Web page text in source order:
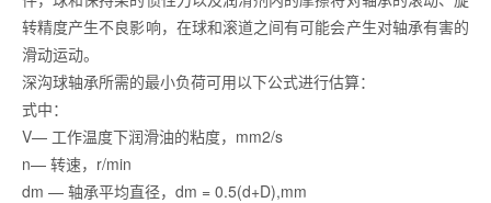
转精度产生不良影响，在球和滚道之间有可能会产生对轴承有害的
滑动运动。
深沟球轴承所需的最小负荷可用以下公式进行估算：
式中：
V— 工作温度下润滑油的粘度，mm2/s
n— 转速，r/min
dm — 轴承平均直径，dm = 0.5(d+D),mm